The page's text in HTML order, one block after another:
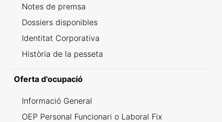
Notes de premsa
Dossiers disponibles
Identitat Corporativa
Història de la pesseta
Oferta d'ocupació
Informació General
OEP Personal Funcionari o Laboral Fix